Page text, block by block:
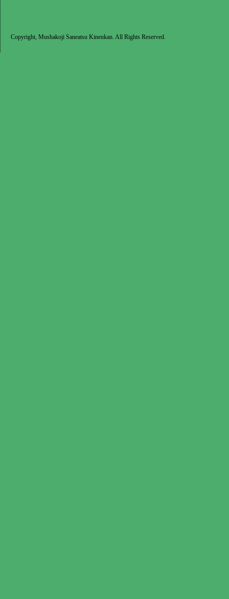
Copyright, Mushakoji Saneatsu Kinenkan. All Rights Reserved.